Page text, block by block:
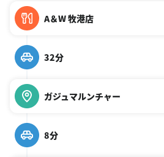
A＆W 牧港店
32分
ガジュマルンチャー
8分